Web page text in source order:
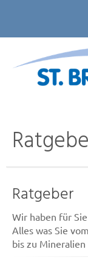
Ratgeber
Wir haben für
Alles was Sie
bis zu